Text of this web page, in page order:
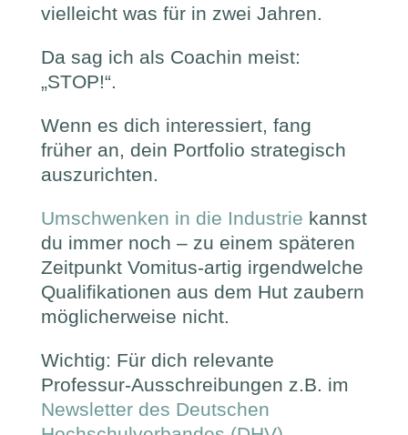
vielleicht was für in zwei Jahren.
Da sag ich als Coachin meist:
„STOP!“.
Wenn es dich interessiert, fang
früher an, dein Portfolio strategisch
auszurichten.
Umschwenken in die Industrie kannst
du immer noch – zu einem späteren
Zeitpunkt Vomitus-artig irgendwelche
Qualifikationen aus dem Hut zaubern
möglicherweise nicht.
Wichtig: Für dich relevante
Professur-Ausschreibungen z.B. im
Newsletter des Deutschen